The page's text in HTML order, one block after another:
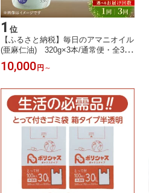
1 位
【ふるさと納税】毎日のアマニオイル
(亜麻仁油) 320g×3本/通常便・全3回
_ アマニオイル 油 アマニ油 オメガ3
調味料 人気 おすすめ 送料無料 贈答
9】
10,000 円 ～